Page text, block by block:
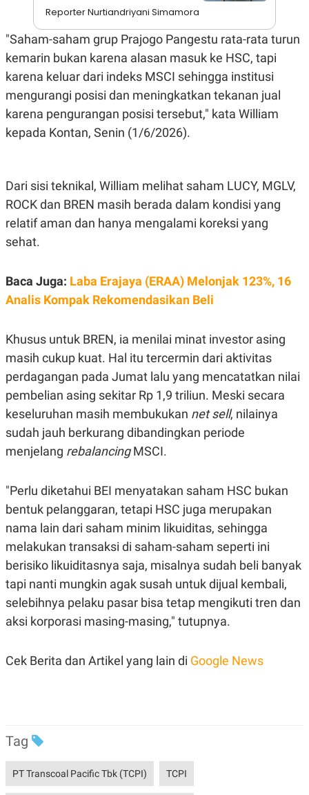
D
T
S
O
N
T
A
N
I
P
S
U
S
JARINGAN
K
O
A
A
D
E
M
P
R
S
E
A
S
E
I
A
N
G
G
A
N
C
T
K
I
N
E
R
M
I
E
E
P
A
P
E
R
A
D
V
E
T
I
N
D
A
.
I
Reporter Nurtiandriyani Simamora
"Saham-saham grup Prajogo Pangestu rata-rata turun
kemarin bukan karena alasan masuk ke HSC, tapi
karena keluar dari indeks MSCI sehingga institusi
mengurangi posisi dan meningkatkan tekanan jual
karena pengurangan posisi tersebut," kata William
kepada Kontan, Senin (1/6/2026).
Dari sisi teknikal, William melihat saham LUCY, MGLV,
ROCK dan BREN masih berada dalam kondisi yang
relatif aman dan hanya mengalami koreksi yang
sehat.
Baca Juga: Laba Erajaya (ERAA) Melonjak 123%, 16
Analis Kompak Rekomendasikan Beli
Khusus untuk BREN, ia menilai minat investor asing
masih cukup kuat. Hal itu tercermin dari aktivitas
perdagangan pada Jumat lalu yang mencatatkan nilai
pembelian asing sekitar Rp 1,9 triliun. Meski secara
keseluruhan masih membukukan net sell, nilainya
sudah jauh berkurang dibandingkan periode
menjelang rebalancingMSCI.
"Perlu diketahui BEI menyatakan saham HSC bukan
bentuk pelanggaran, tetapi HSC juga merupakan
nama lain dari saham minim likuiditas, sehingga
melakukan transaksi di saham-saham seperti ini
berisiko likuiditasnya saja, misalnya sudah beli banyak
tapi nanti mungkin agak susah untuk dijual kembali,
selebihnya pelaku pasar bisa tetap mengikuti tren dan
aksi korporasi masing-masing," tutupnya.
Cek Berita dan Artikel yang lain di Google News
Tag
PT Transcoal Pacific Tbk (TCPI) TCPI